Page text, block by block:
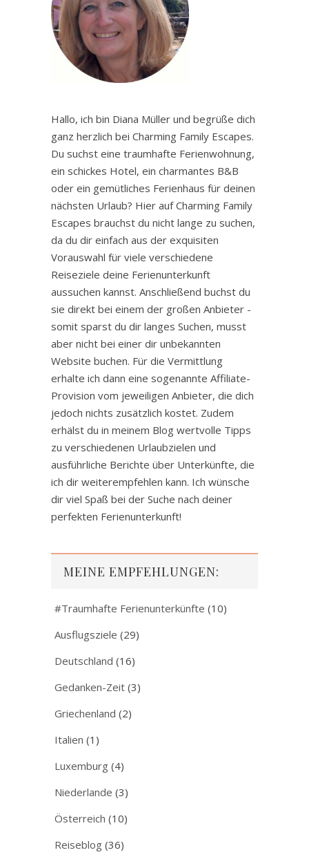
Hallo, ich bin Diana Müller und begrüße dich
ganz herzlich bei Charming Family Escapes.
Du suchst eine traumhafte Ferienwohnung,
ein schickes Hotel, ein charmantes B&B
oder ein gemütliches Ferienhaus für deinen
nächsten Urlaub? Hier auf Charming Family
Escapes brauchst du nicht lange zu suchen,
da du dir einfach aus der exquisiten
Vorauswahl für viele verschiedene
Reiseziele deine Ferienunterkunft
aussuchen kannst. Anschließend buchst du
sie direkt bei einem der großen Anbieter -
somit sparst du dir langes Suchen, musst
aber nicht bei einer dir unbekannten
Website buchen. Für die Vermittlung
erhalte ich dann eine sogenannte Affiliate-
Provision vom jeweiligen Anbieter, die dich
jedoch nichts zusätzlich kostet. Zudem
erhälst du in meinem Blog wertvolle Tipps
zu verschiedenen Urlaubzielen und
ausführliche Berichte über Unterkünfte, die
ich dir weiterempfehlen kann. Ich wünsche
dir viel Spaß bei der Suche nach deiner
perfekten Ferienunterkunft!
MEINE EMPFEHLUNGEN:
#Traumhafte Ferienunterkünfte (10)
Ausflugsziele (29)
Deutschland (16)
Gedanken-Zeit (3)
Griechenland (2)
Italien (1)
Luxemburg (4)
Niederlande (3)
Österreich (10)
Reiseblog (36)